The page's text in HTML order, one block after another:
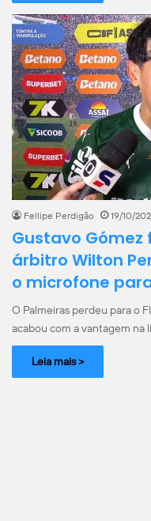
Fellipe Perdigão 19/10/
Gustavo Gómez
árbitro Wilton
o microfone
O Palmeiras perdeu para o
acabou com a vantagem na
Leia mais >